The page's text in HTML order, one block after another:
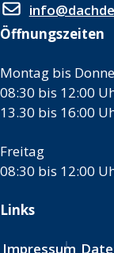
Öffnungszeiten
Montag bis
08:30 bis 12:00
13.30 bis 16:00
Freitag
08:30 bis 12:00
Links
Impressum